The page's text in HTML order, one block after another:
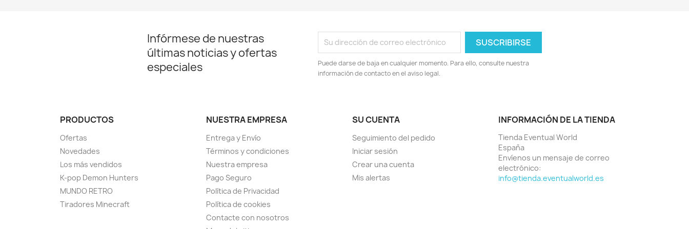
Infórmese de nuestras
últimas noticias y ofertas
especiales
Puede darse de baja en cualquier momento. Para ello, consulte nuestra
información de contacto en el aviso legal.
PRODUCTOS
Ofertas
Novedades
Los más vendidos
K-pop Demon Hunters
MUNDO RETRO
Tiradores Minecraft
NUESTRA EMPRESA
Entrega y Envío
Términos y condiciones
Nuestra empresa
Pago Seguro
Política de Privacidad
Política de cookies
Contacte con nosotros
SU CUENTA
Seguimiento del pedido
Iniciar sesión
Crear una cuenta
Mis alertas
INFORMACIÓN DE LA TIENDA
Tienda Eventual World
España
Envíenos un mensaje de correo
electrónico:
info@tienda.eventualworld.es